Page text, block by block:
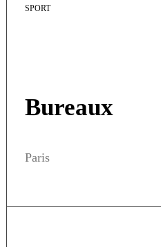
SPORT
Bureaux
Paris